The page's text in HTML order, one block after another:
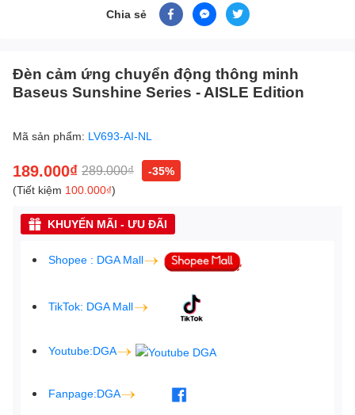
Chia sẻ
Đèn cảm ứng chuyển động thông minh
Baseus Sunshine Series - AISLE Edition
Mã sản phẩm: LV693-AI-NL
189.000₫ 289.000₫
-35%
(Tiết kiệm 100.000₫)
KHUYẾN MÃI - ƯU ĐÃI
Shopee : DGA Mall
TikTok: DGA Mall
Youtube:DGA
Fanpage:DGA